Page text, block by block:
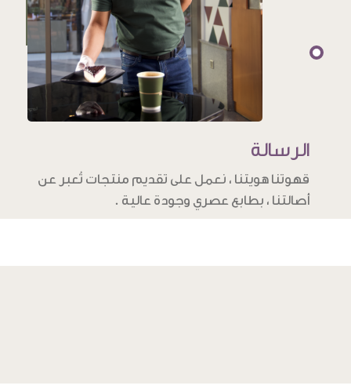
الرسالة
قهوتنا هويتنا ، نعمل على تقديم منتجات تُعبر عن
أصالتنا ، بطابع عصري وجودة عالية .